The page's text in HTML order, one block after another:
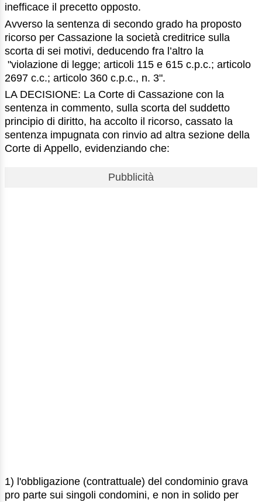
inefficace il precetto opposto.
Avverso la sentenza di secondo grado ha proposto
ricorso per Cassazione la società creditrice sulla
scorta di sei motivi, deducendo fra l’altro la
"violazione di legge; articoli 115 e 615 c.p.c.; articolo
2697 c.c.; articolo 360 c.p.c., n. 3".
LA DECISIONE: La Corte di Cassazione con la
sentenza in commento, sulla scorta del suddetto
principio di diritto, ha accolto il ricorso, cassato la
sentenza impugnata con rinvio ad altra sezione della
Corte di Appello, evidenziando che:
Pubblicità
1) l'obbligazione (contrattuale) del condominio grava
pro parte sui singoli condomini, e non in solido per